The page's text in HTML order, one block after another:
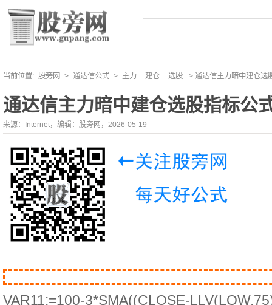
当前位置: 股旁网 > 通达信公式 > 主力 建仓 选股 > 通达信主力暗中建仓选
通达信主力暗中建仓选股指标公
来源：Internet，编辑：股旁网，2026-05-19
VAR11:=100-3*SMA((CLOSE-